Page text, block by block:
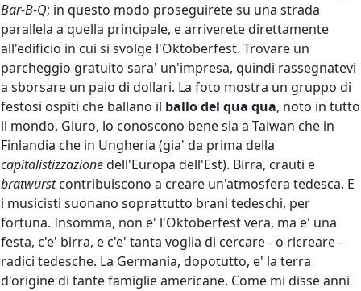
Bar-B-Q; in questo modo proseguirete su una strada
parallela a quella principale, e arriverete direttamente
all'edificio in cui si svolge l'Oktoberfest. Trovare un
parcheggio gratuito sara' un'impresa, quindi rassegnatevi
a sborsare un paio di dollari. La foto mostra un gruppo di
festosi ospiti che ballano il ballo del qua qua, noto in tutto
il mondo. Giuro, lo conoscono bene sia a Taiwan che in
Finlandia che in Ungheria (gia' da prima della
capitalistizzazionedell'Europa dell'Est). Birra, crauti e
bratwurstcontribuiscono a creare un'atmosfera tedesca. E
i musicisti suonano soprattutto brani tedeschi, per
fortuna. Insomma, non e' l'Oktoberfest vera, ma e' una
festa, c'e' birra, e c'e' tanta voglia di cercare - o ricreare -
radici tedesche. La Germania, dopotutto, e' la terra
d'origine di tante famiglie americane. Come mi disse anni